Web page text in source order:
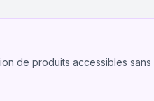
de produits accessibles sans